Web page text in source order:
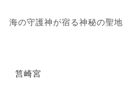
海の守護神が宿る神秘の聖地
筥崎宮